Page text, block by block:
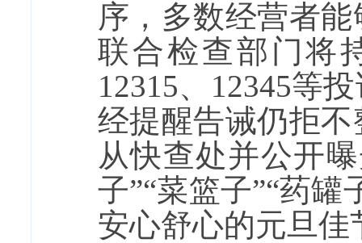
序，多数经营者
联合检查部门将
12315、 12345等
经提醒告诫仍拒
从快查处并公开
子”“菜篮子”“药
安心舒心的元旦佳